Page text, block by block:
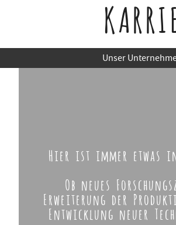
Unser
Hier ist immer etwas in
Ob neues
Erweiterung der
Entwicklung neuer